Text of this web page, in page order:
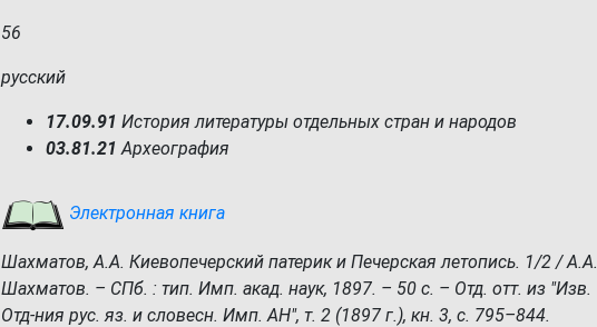
56
русский
17.09.91 История литературы отдельных стран и народов
03.81.21 Археография
Электронная книга
Шахматов, А.А. Киевопечерский патерик и Печерская летопись. 1/2 / А.А.
Шахматов. – СПб. : тип. Имп. акад. наук, 1897. – 50 с. – Отд. отт. из "Изв.
Отд-ния рус. яз. и словесн. Имп. АН", т. 2 (1897 г.), кн. 3, с. 795–844.